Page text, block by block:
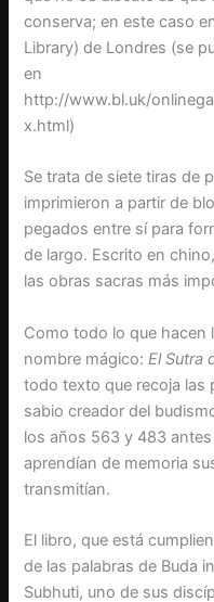
conserva; en este caso
Library) de Londres (se
en
http://www.bl.uk/
x.html)
Se trata de siete tiras de
imprimieron a partir de
pegados entre sí para
de largo. Escrito en
las obras sacras más
Como todo lo que hacen
nombre mágico:El Sutra
todo texto que recoja las
sabio creador del
los años 563 y 483
aprendían de memoria
transmitían.
El libro, que está
de las palabras de Buda
Subhuti, uno de sus